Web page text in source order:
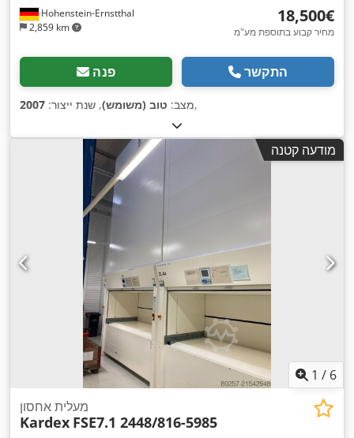
Hohenstein-Ernstthal
2,859 km
‏18,500 ‏€
מחיר קבוע בתוספת מע"מ
פנה התקשר
מצב: טוב (משומש), שנת ייצור: 2007 ,
מודעה קטנה
1 / 6
מעלית אחסון
Kardex FSE7.1 2448/816-5985